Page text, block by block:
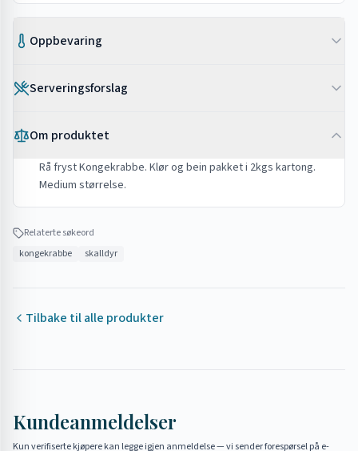
Oppbevaring
Oppbevares ved -18°C. Holdbar i 3-6 måneder
Etter tining: bruk samme dag
Tips
•Tin sakte i kjøleskap for best kvalitet
•Server gjerne kald eller lunken
•Ikke overkok – skalldyr blir seigt
Serveringsforslag
•I paella eller sjømat-risotto
•Som topping på pasta
•I sjømatsuppe eller bouillabaisse
Om produktet
Rå fryst Kongekrabbe. Klør og bein pakket i 2kgs kartong.
Medium størrelse.
Relaterte søkeord
kongekrabbe
skalldyr
Tilbake til alle produkter
Kundeanmeldelser
Kun verifiserte kjøpere kan legge igjen anmeldelse — vi sender forespørsel på e-